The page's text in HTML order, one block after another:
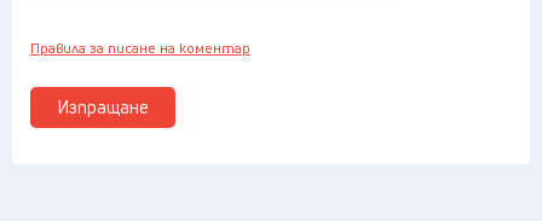
Изпращане
Правила за писане на коментар